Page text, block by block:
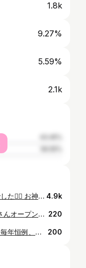
1.8k
9.27%
5.59%
2.1k
小山市の祇園祭 暑い中、お疲れ様でした🙇‍♂️ お神輿、お囃子、屋台に花火🎇 自分はサポーターでしたが、みんな熱くて楽しい1日でした♪ #祇園祭 #須賀神社 #小山市 4.9k
11月11日(土)小山市城東に『ENJI』さんオープンします♪ 燻製料理をベースに、お酒のつまみになる料理がたくさんあります！ グレイドで新装工事のお手伝いをさせて頂いたことで、本日レセプションに伺いました！ 食べた料理全て美味しい😋 参加させて頂いた全員が満足するラインナップ♪ これは絶対通い詰めると思いますw 個人的にオススメは『おとんのプルドポーク』ほろほろ肉でスパイス効いてまた食べたくなるヤツです✨ あとキーマカレーが気になっちゃうなぁ 一緒に参加して頂いた大和不動産のカミジマさんもありがとうございました😊 是非皆さんも食べに来てくださいね！絶対満足できます！ #enji #エンジ #小山市 #居酒屋 #燻製料理 #大和不動産 #グレイド #店舗工事 220
本年も宜しくお願い申し上げます。 毎年恒例、社員全員でのご祈祷に行って参りました。 さすが仕事始めの企業が多いのか、祈祷を受けられる方がたくさんいました。 自分として、今年は成果の年として、今まで培ってきたものを形にしていきたいですね！ 皆様にとっても素敵な年になりますように m(_ _)m #初詣 #須賀神社 #グレイド 200